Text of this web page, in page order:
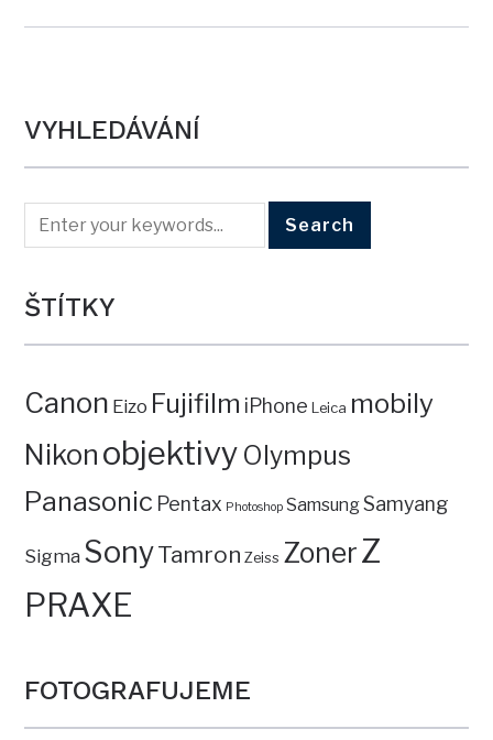
VYHLEDÁVÁNÍ
ŠTÍTKY
Canon Eizo Fujifilm iPhone Leica mobily
Nikon objektivy Olympus
Panasonic Pentax Photoshop SamsungSamyang
Sigma SonyTamron Zeiss ZonerZ
PRAXE
FOTOGRAFUJEME